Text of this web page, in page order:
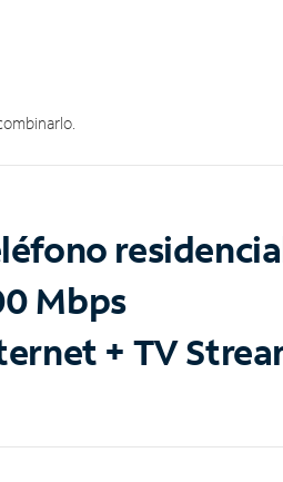
Mbps
+ TV